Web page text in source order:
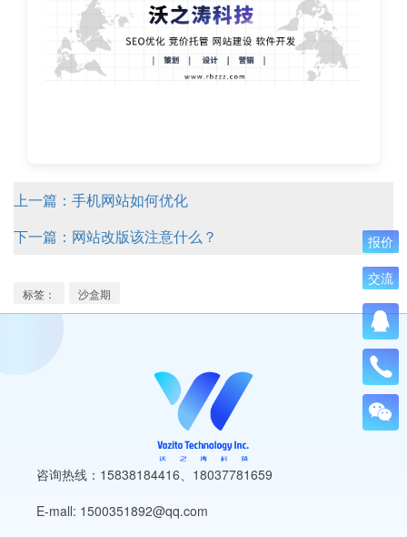
上一篇：手机网站如何优化
下一篇：网站改版该注意什么？
标签： 沙盒期
咨询热线：15838184416、 18037781659
E-mall: 1500351892@qq.com
报价
交流